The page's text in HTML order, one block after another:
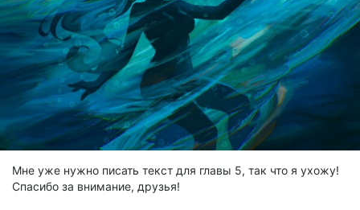
Мне уже нужно писать текст для главы 5, так что я ухожу!
Спасибо за внимание, друзья!